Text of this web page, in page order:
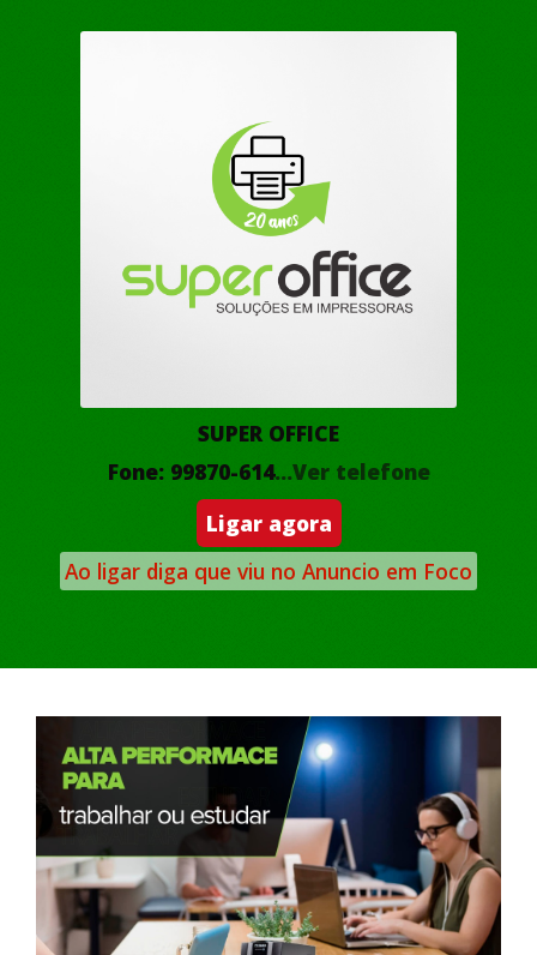
SUPER OFFICE
Fone: 99870-614...Ver telefone
Ligar agora
Ao ligar diga que viu no Anuncio em Foco